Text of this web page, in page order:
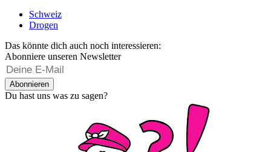
Schweiz
Drogen
Das könnte dich auch noch interessieren:
Abonniere unseren Newsletter
Abonnieren
Du hast uns was zu sagen?